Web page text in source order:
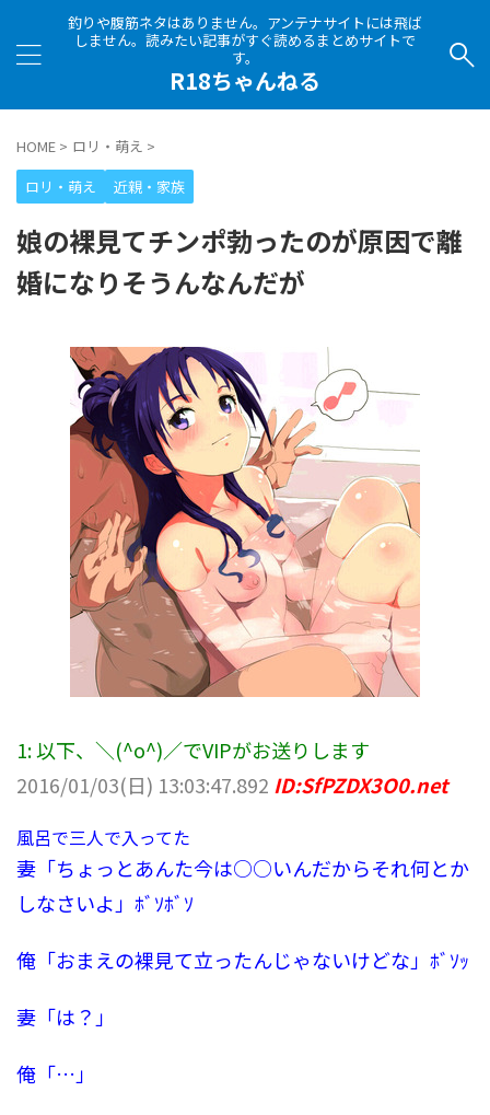
釣りや腹筋ネタはありません。アンテナサイトには飛ば
しません。読みたい記事がすぐ読めるまとめサイトで
す。
R18ちゃんねる
HOME > ロリ・萌え >
ロリ・萌え
近親・家族
娘の裸見てチンポ勃ったのが原因で離
婚になりそうんなんだが
1:以下、＼(^o^)／でVIPがお送りします
2016/01/03(日) 13:03:47.892 ID:SfPZDX3O0.net
風呂で三人で入ってた
妻「ちょっとあんた今は○○いんだからそれ何とか
しなさいよ」ﾎﾞｿﾎﾞｿ
俺「おまえの裸見て立ったんじゃないけどな」ﾎﾞｿｯ
妻「は？」
俺「…」